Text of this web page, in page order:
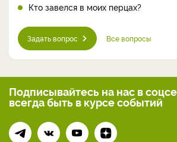
Кто завелся в моих перцах?
Задать вопрос Все вопросы
Подписывайтесь на нас в
всегдабыть в курсе событий